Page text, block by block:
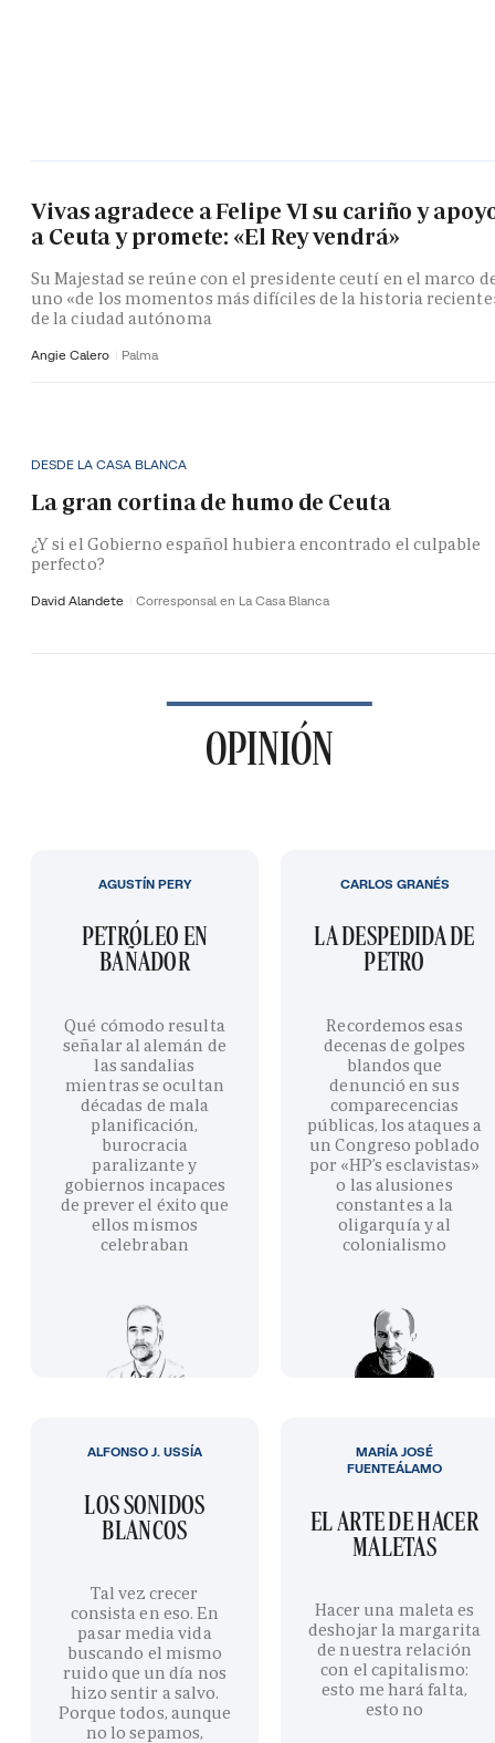
Vivas agradece a Felipe VI su cariño y
a Ceuta y promete: «El Rey vendrá»
Su Majestad se reúne con el presidente ceutí en el marco
uno «de los momentos más difíciles de la historia
de la ciudad autónoma
Angie Calero Palma
DESDE LA CASA BLANCA
La gran cortina de humo de Ceuta
¿Y si el Gobierno español hubiera encontrado el culpable
perfecto?
David Alandete Corresponsal en La Casa Blanca
OPINIÓN
PETRÓLEO EN
BAÑADOR
Qué cómodo resulta
señalar al alemán de
las sandalias
mientras se ocultan
décadas de mala
planificación,
burocracia
paralizante y
gobiernos incapaces
de prever el éxito que
ellos mismos
celebraban
AGUSTÍN PERY
LA DESPEDIDA DE
PETRO
Recordemos esas
decenas de golpes
blandos que
denunció en sus
comparecencias
públicas, los ataques a
un Congreso poblado
por «HP’s esclavistas»
o las alusiones
constantes a la
oligarquía y al
colonialismo
CARLOS GRANÉS
LOS SONIDOS
BLANCOS
Tal vez crecer
consista en eso. En
pasar media vida
buscando el mismo
ruido que un día nos
hizo sentir a salvo.
Porque todos, aunque
no lo sepamos,
ALFONSO J. USSÍA
EL ARTE DE HACER
MALETAS
Hacer una maleta es
deshojar la margarita
de nuestra relación
con el capitalismo:
esto me hará falta,
esto no
MARÍA JOSÉ
FUENTEÁLAMO